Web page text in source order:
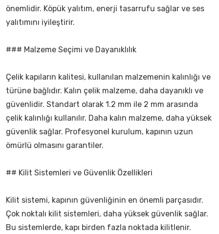
önemlidir. Köpük yalıtım, enerji tasarrufu sağlar ve ses
yalıtımını iyileştirir.
### Malzeme Seçimi ve Dayanıklılık
Çelik kapıların kalitesi, kullanılan malzemenin kalınlığı ve
türüne bağlıdır. Kalın çelik malzeme, daha dayanıklı ve
güvenlidir. Standart olarak 1.2 mm ile 2 mm arasında
çelik kalınlığı kullanılır. Daha kalın malzeme, daha yüksek
güvenlik sağlar. Profesyonel kurulum, kapının uzun
ömürlü olmasını garantiler.
## Kilit Sistemleri ve Güvenlik Özellikleri
Kilit sistemi, kapının güvenliğinin en önemli parçasıdır.
Çok noktalı kilit sistemleri, daha yüksek güvenlik sağlar.
Bu sistemlerde, kapı birden fazla noktada kilitlenir.